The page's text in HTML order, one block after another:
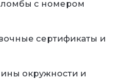
с номером
сертификаты и
окружности и